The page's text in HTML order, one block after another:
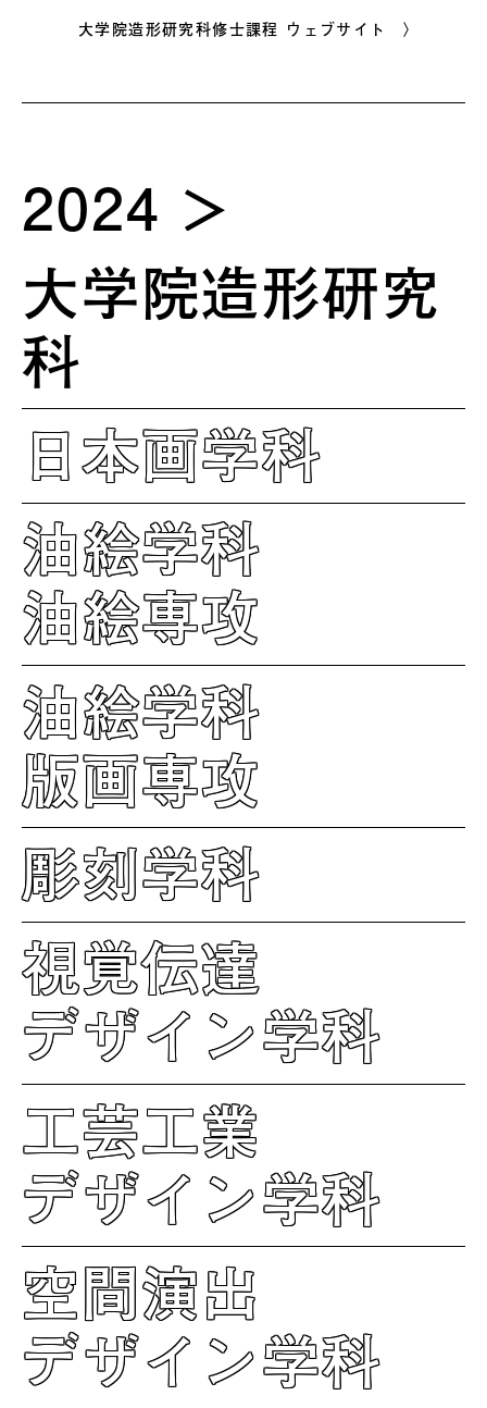
大学院造形研究科修士課程 ウェブサイト 〉
2024
大学院造形研究
科
日本画学科
油絵学科
油絵専攻
油絵学科
版画専攻
彫刻学科
視覚伝達
デザイン学科
工芸工業
デザイン学科
空間演出
デザイン学科